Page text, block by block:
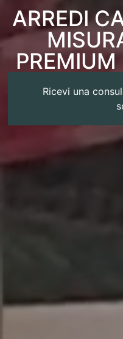
ARREDI
Ricevi una